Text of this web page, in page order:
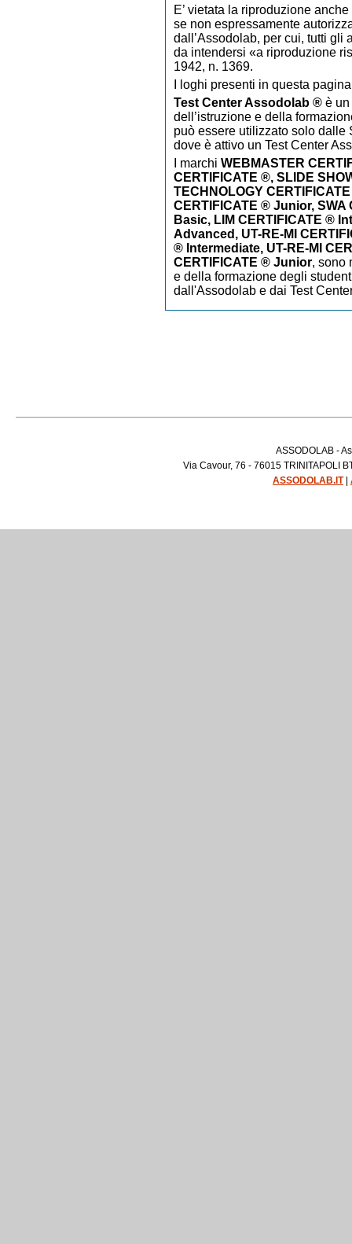
E’ vietata la riproduzione
se non espressamente
dall’Assodolab, per cui, tutti gli
da intendersi «a riproduzione
1942, n. 1369.
I loghi presenti in questa
Test Center Assodolab ® è
dell’istruzione e della
può essere utilizzato solo dalle
dove è attivo un Test Center
I marchi WEBMASTER
CERTIFICATE ®, SLIDE
TECHNOLOGY
CERTIFICATE ® Junior, SWA
Basic, LIM CERTIFICATE ®
Advanced, UT-RE-MI
® Intermediate, UT-RE-MI
CERTIFICATE ® Junior, sono
e della formazione degli
dall'Assodolab e dai Test
ASSODOLAB -
Via Cavour, 76 - 76015 TRINITAPOLI
ASSODOLAB.IT|